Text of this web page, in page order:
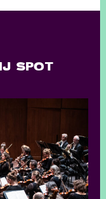
SPOT